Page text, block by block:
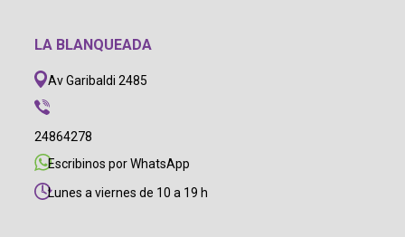
LA BLANQUEADA
Av Garibaldi 2485
24864278
Escribinos por WhatsApp
Lunes a viernes de 10 a 19 h